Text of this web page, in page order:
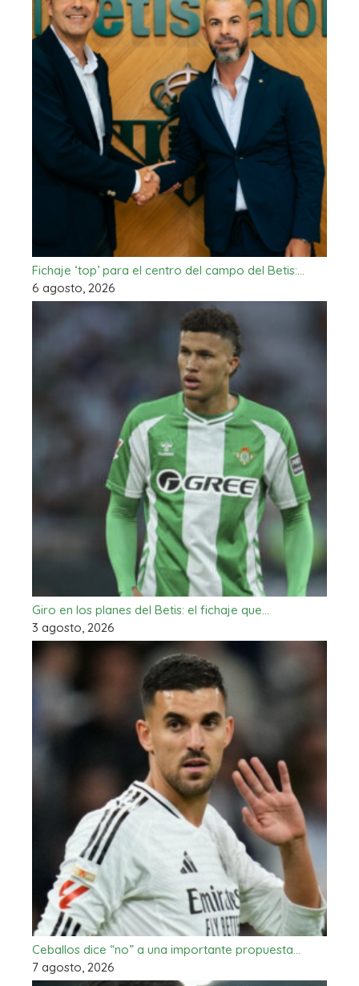
Fichaje ‘top’ para el centro del campo del Betis:…
6 agosto, 2026
Giro en los planes del Betis: el fichaje que…
3 agosto, 2026
Ceballos dice “no” a una importante propuesta…
7 agosto, 2026